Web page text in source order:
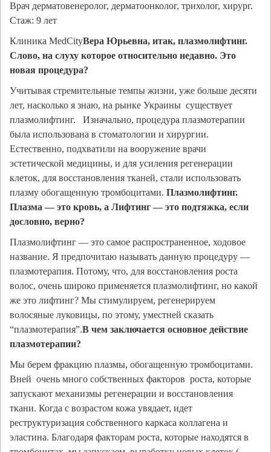
Врач дерматовенеролог, дерматоонколог, трихолог, хирург.
Стаж: 9 лет
Клиника MedCityВера Юрьевна, итак, плазмолифтинг.
Слово, на слуху которое относительно недавно. Это
новая процедура?
Учитывая стремительные темпы жизни, уже больше десяти
лет, насколько я знаю, на рынке Украины существует
плазмолифтинг. Изначально, процедура плазмотерапии
была использована в стоматологии и хирургии.
Естественно, подхватили на вооружение врачи
эстетической медицины, и для усиления регенерации
клеток, для восстановления тканей, стали использовать
плазму обогащенную тромбоцитами. Плазмолифтинг.
Плазма — это кровь, а Лифтинг — это подтяжка, если
дословно, верно?
Плазмолифтинг — это самое распространенное, ходовое
название. Я предпочитаю называть данную процедуру —
плазмотерапия. Потому, что, для восстановления роста
волос, очень широко применяется плазмолифтинг, но какой
же это лифтинг? Мы стимулируем, регенерируем
волосяные луковицы, по этому, уместней сказать
“плазмотерапия”.В чем заключается основное действие
плазмотерапии?
Мы берем фракцию плазмы, обогащенную тромбоцитами.
Вней очень много собственных факторов роста, которые
запускают механизмы регенерации и восстановления
ткани. Когда с возрастом кожа увядает, идет
реструктуризация собственного каркаса коллагена и
эластина. Благодаря факторам роста, которые находятся в